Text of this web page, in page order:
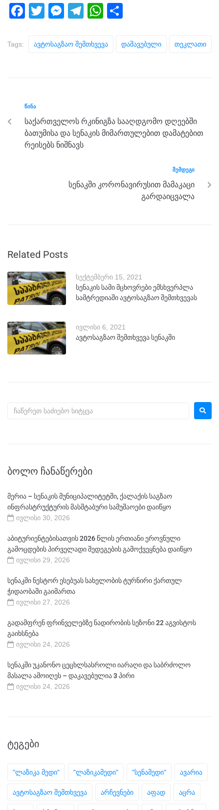
F
o
k
T
tt
M
ss
T
e
W
at
ar
Tags: Ავტოსაგზაო Შემთხვევა Დაშავებული Თეკლათი
ᲬᲘᲜᲐ
საქართველოს რკინიგზა სააღდგომო დღეებში
ბათუმისა და სენაკის მიმართულებით დამატებით
რეისებს ნიშნავს
ᲨᲔᲛᲓᲔᲒᲘ
სენაკში კორონავირუსით მამაკაცი
გარდაიცვალა
Related Posts
სექტემბერი 15, 2021
სენაკის სამი მცხოვრები ემსხვერპლა
სამტრედიაში ავტოსაგზაო შემთხვევას
ივლისი 6, 2021
ავტოსაგზაო შემთხვევა სენაკში
ᲑᲝᲚᲝ ᲩᲐᲜᲐᲬᲔᲠᲔᲑᲘ
მერია – სენაკის მუნიციპალიტეტში, ქალაქის საგზაო
ინფრასტრუქტურის მასშტაბური სამუშაოები დაიწყო
ივლისი 30, 2026
აბიტურიენტებისათვის 2026 წლის ერთიანი ეროვნული
გამოცდების პირველადი შედეგების გამოქვეყნება დაიწყო
ივლისი 29, 2026
სენაკში ნესტორ ესებუას სახელობის ტურნირი ქართულ
ჭიდაობაში გაიმართა
ივლისი 27, 2026
გადამფრენ ფრინველებზე ნადირობის სეზონი 22 აგვისტოს
გაიხსნება
ივლისი 24, 2026
სენაკში უკანონო ცეცხლსასროლი იარაღი და საბრძოლო
მასალა ამოიღეს – დაკავებულია 3 პირი
ივლისი 24, 2026
ᲢᲔᲒᲔᲑᲘ
"ლაზიკა მედი" "ლაზიკამედი" "სენამედი" ავარია
ავტოსაგზაო შემთხვევა არჩევნები აფად აცრა